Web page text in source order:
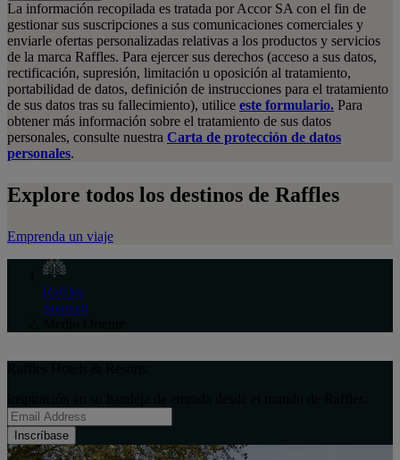
La información recopilada es tratada por Accor SA con el fin de
gestionar sus suscripciones a sus comunicaciones comerciales y
enviarle ofertas personalizadas relativas a los productos y servicios
de la marca Raffles. Para ejercer sus derechos (acceso a sus datos,
rectificación, supresión, limitación u oposición al tratamiento,
portabilidad de datos, definición de instrucciones para el tratamiento
de sus datos tras su fallecimiento), utilice este formulario. Para
obtener más información sobre el tratamiento de sus datos
personales, consulte nuestra Carta de protección de datos
personales.
Explore todos los destinos de Raffles
Emprenda un viaje
Raffles
Spanish
Inscríbase